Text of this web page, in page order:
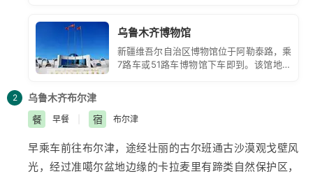
乌鲁木齐博物馆
新疆维吾尔自治区博物馆位于阿勒泰路，乘
7路车或51路车博物馆下车即到。该馆地处
2 乌鲁木齐布尔津
餐
早餐 宿 布尔津
早乘车前往布尔津，途经壮丽的古尔班通古沙漠观戈壁风
光，经过准噶尔盆地边缘的卡拉麦里有蹄类自然保护区，